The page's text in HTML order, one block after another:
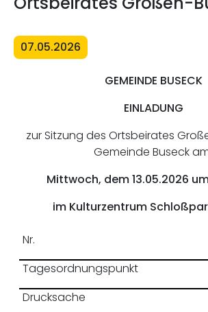
07.05.2026
GEMEINDE BUSECK
EINLADUNG
zur Sitzung des Ortsbeirates
Gemeinde Buseck
Mittwoch, dem 13.05.2026
im Kulturzentrum
Nr.
Tagesordnungspunkt
Drucksache